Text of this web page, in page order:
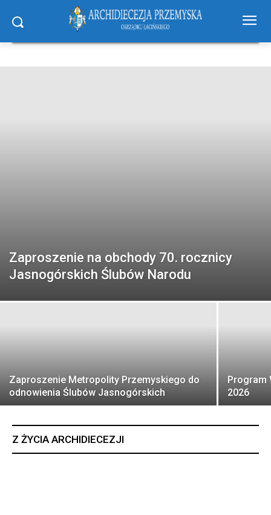
Zaproszenie na obchody 70. rocznicy
Jasnogórskich Ślubów Narodu
Zaproszenie Metropolity Przemyskiego do
odnowienia Ślubów Jasnogórskich
Program
2026
Z ŻYCIA ARCHIDIECEZJI